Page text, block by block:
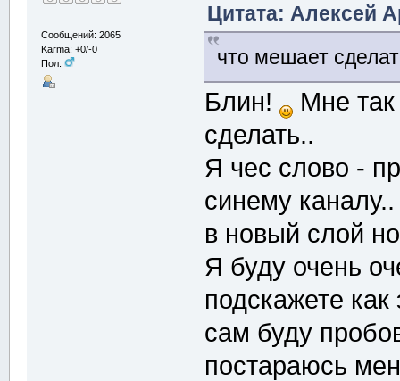
Сообщений: 2065
Karma: +0/-0
Пол:
Цитата: Алексей
что мешает
Блин!
Мне
сделать..
Я чес слово -
синему
в новый слой
Я буду очень
подскажете
сам буду
постараюсь